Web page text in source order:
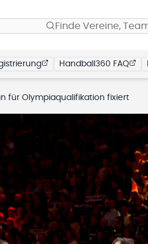
Finde Vereine,
Handball360 FAQ
für Olympiaqualifikation fixiert